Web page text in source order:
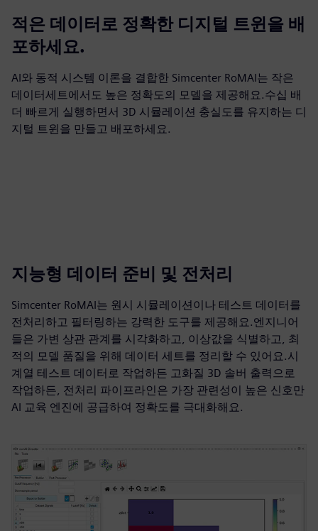
적은 데이터로 정확한 디지털 트윈을 배
포하세요.
AI와 동적 시스템 이론을 결합한 Simcenter RoMAI는 작은
데이터세트에서도 높은 정확도의 모델을 제공해요.수십 배
더 빠르게 실행하면서 3D 시뮬레이션 충실도를 유지하는 디
지털 트윈을 만들고 배포하세요.
지능형 데이터 준비 및 전처리
Simcenter RoMAI는 원시 시뮬레이션이나 테스트 데이터를
전처리하고 필터링하는 강력한 도구를 제공해요.엔지니어
들은 가변 상관 관계를 시각화하고, 이상값을 식별하고, 최
적의 모델 품질을 위해 데이터 세트를 정리할 수 있어요.시
계열 테스트 데이터로 작업하든 고화질 3D 솔버 출력으로
작업하든, 전처리 파이프라인은 가장 관련성이 높은 신호만
AI 교육 엔진에 공급하여 정확도를 극대화해요.